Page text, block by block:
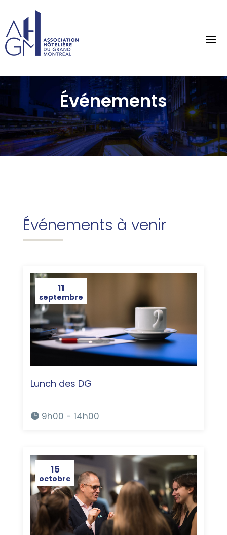
Événements
Événements à venir
11
septembre
Lunch des DG
9h00 - 14h00
15
octobre